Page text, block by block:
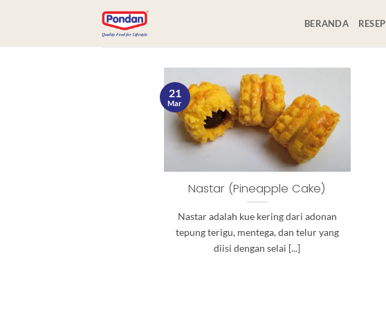
BERANDA RESEP
Nastar (Pineapple Cake)
Nastar adalah kue kering dari adonan
tepung terigu, mentega, dan telur yang
diisi dengan selai [...]
21
Mar